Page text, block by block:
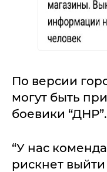
По версии
могут быть
боевики “ДНР”.
“У нас
рискнет